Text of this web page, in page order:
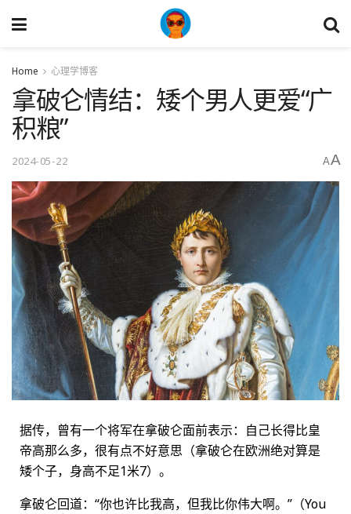
Home 心理学博客
拿破仑情结：矮个男人更爱“广
积粮”
2024-05-22 AA
据传，曾有一个将军在拿破仑面前表示：自己长得比皇
帝高那么多，很有点不好意思（拿破仑在欧洲绝对算是
矮个子，身高不足1米7）。
拿破仑回道：“你也许比我高，但我比你伟大啊。”（You